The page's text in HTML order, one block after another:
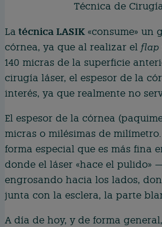
Técnica de
La técnica LASIK «consume» un
córnea, ya que al realizar el flap
140 micras de la superficie
cirugía láser, el espesor de la
interés, ya que realmente no
El espesor de la córnea
micras o milésimas de
forma especial que es más fina
donde el láser «hace el pulido»
engrosando hacia los lados,
junta con la esclera, la parte
A día de hoy, y de forma